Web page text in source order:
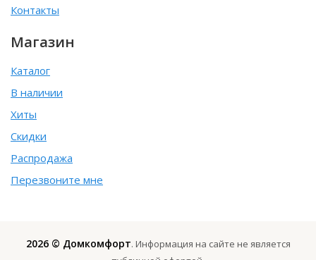
Контакты
Магазин
Каталог
В наличии
Хиты
Скидки
Распродажа
Перезвоните мне
2026 © Домкомфорт. Информация на сайте не является